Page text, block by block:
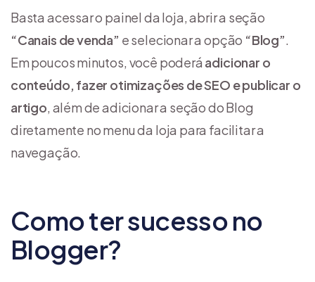
Basta acessar o painel da loja, abrir a seção
“Canais de venda” e selecionar a opção “Blog”.
Em poucos minutos, você poderá adicionar o
conteúdo, fazer otimizações de SEO e publicar o
artigo, além de adicionar a seção do Blog
diretamente no menu da loja para facilitar a
navegação.
Como ter sucesso no
Blogger?